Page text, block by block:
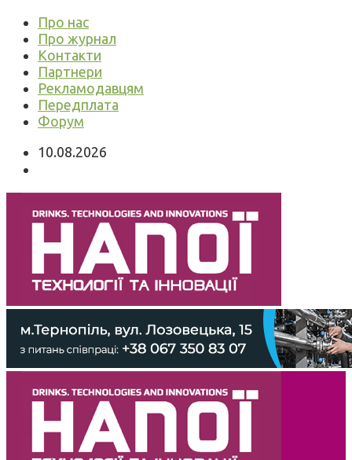
Про нас
Про журнал
Контакти
Партнери
Рекламодавцям
Передплата
Форум
10.08.2026